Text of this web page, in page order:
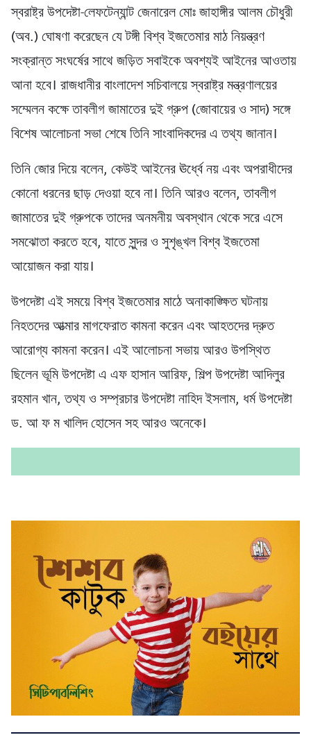
স্বরাষ্ট্র উপদেষ্টা-লেফটেন্যান্ট জেনারেল মোঃ জাহাঙ্গীর আলম চৌধুরী
(অব.) ঘোষণা করেছেন যে টঙ্গী বিশ্ব ইজতেমার মাঠ নিয়ন্ত্রণ
সংক্রান্ত সংঘর্ষের সাথে জড়িত সবাইকে অবশ্যই আইনের আওতায়
আনা হবে। রাজধানীর বাংলাদেশ সচিবালয়ে স্বরাষ্ট্র মন্ত্রণালয়ের
সম্মেলন কক্ষে তাবলীগ জামাতের দুই গ্রুপ (জোবায়ের ও সাদ) সঙ্গে
বিশেষ আলোচনা সভা শেষে তিনি সাংবাদিকদের এ তথ্য জানান।
তিনি জোর দিয়ে বলেন, কেউই আইনের ঊর্ধ্বে নয় এবং অপরাধীদের
কোনো ধরনের ছাড় দেওয়া হবে না। তিনি আরও বলেন, তাবলীগ
জামাতের দুই গ্রুপকে তাদের অনমনীয় অবস্থান থেকে সরে এসে
সমঝোতা করতে হবে, যাতে সুন্দর ও সুশৃঙ্খল বিশ্ব ইজতেমা
আয়োজন করা যায়।
উপদেষ্টা এই সময়ে বিশ্ব ইজতেমার মাঠে অনাকাঙ্ক্ষিত ঘটনায়
নিহতদের আত্মার মাগফেরাত কামনা করেন এবং আহতদের দ্রুত
আরোগ্য কামনা করেন। এই আলোচনা সভায় আরও উপস্থিত
ছিলেন ভূমি উপদেষ্টা এ এফ হাসান আরিফ, শিল্প উপদেষ্টা আদিলুর
রহমান খান, তথ্য ও সম্প্রচার উপদেষ্টা নাহিদ ইসলাম, ধর্ম উপদেষ্টা
ড. আ ফ ম খালিদ হোসেন সহ আরও অনেকে।